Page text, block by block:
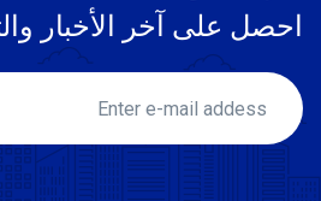
احصل على آخر الأخبار